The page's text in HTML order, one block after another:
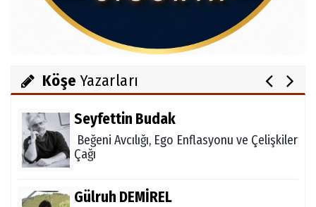
Köşe Yazarları
Salih OKKALI
Seyfettin Budak
Beğeni Avcılığı, Ego Enflasyonu ve Çelişkiler
Çağı
Gülruh DEMİREL